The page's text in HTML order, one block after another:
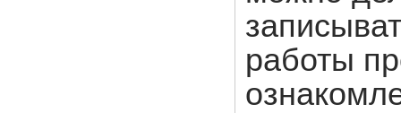
работы